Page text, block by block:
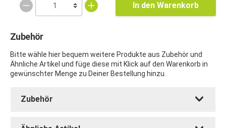
In den Warenkorb
Zubehör
Bitte wähle hier bequem weitere Produkte aus Zubehör und
Ähnliche Artikel und füge diese mit Klick auf den Warenkorb in
gewünschter Menge zu Deiner Bestellung hinzu.
Zubehör